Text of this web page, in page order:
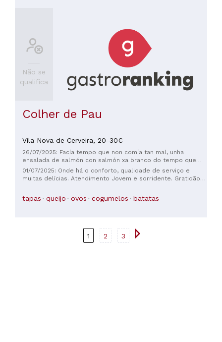
Não se
qualifica
Colher de Pau
Vila Nova de Cerveira, 20-30€
26/07/2025: Facía tempo que non comía tan mal, unha
ensalada de salmón con salmón xa branco do tempo que
levaba aberto, a leituga iceberg cortada moi pequeña toda
desfeita, Pedimos a ensalada pra compartir e despois lomo
pedimos patacas bravas para acompañar e veñen con 20
prefabricado e o precio como se fose caseiro. Non
recomendable para nada, unha vergoña…
01/07/2025: Onde há o conforto, qualidade de serviço e
muitas delícias. Atendimento Jovem e sorridente. Gratidão
tapas queijo ovos cogumelos batatas
1 2 3